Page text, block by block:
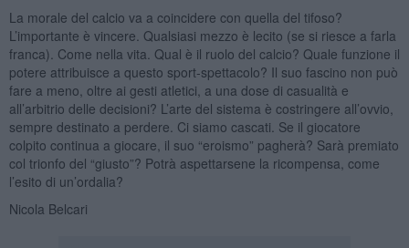
La morale del calcio va a coincidere con quella del tifoso?
L’importante è vincere. Qualsiasi mezzo è lecito (se si riesce a farla
franca). Come nella vita. Qual è il ruolo del calcio? Quale funzione il
potere attribuisce a questo sport-spettacolo? Il suo fascino non può
fare a meno, oltre ai gesti atletici, a una dose di casualità e
all’arbitrio delle decisioni? L’arte del sistema è costringere all’ovvio,
sempre destinato a perdere. Ci siamo cascati. Se il giocatore
colpito continua a giocare, il suo “eroismo” pagherà? Sarà premiato
col trionfo del “giusto”? Potrà aspettarsene la ricompensa, come
l’esito di un’ordalia?
Nicola Belcari